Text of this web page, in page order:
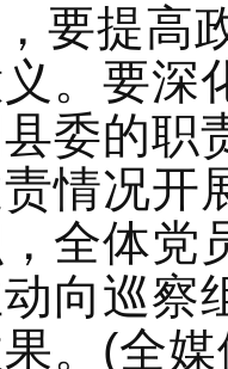
要提高
。要深
委的职
情况开
全体党
向巡察
。(全